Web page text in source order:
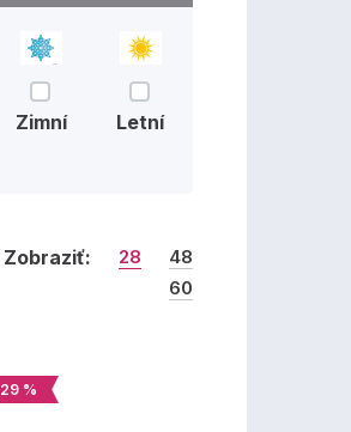
Zimní Letní
Zobraziť: 28
48
60
29 %